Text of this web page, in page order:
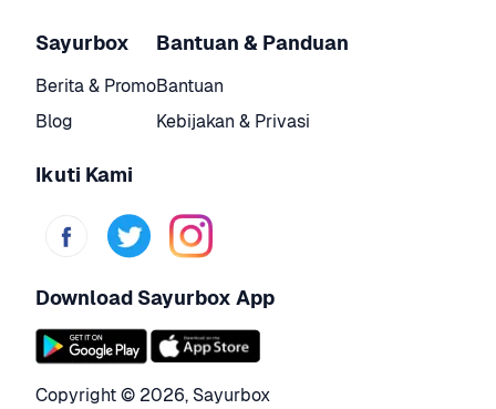
Sayurbox
Berita & Promo
Blog
Bantuan & Panduan
Bantuan
Kebijakan & Privasi
Ikuti Kami
Download Sayurbox App
Copyright © 2026, Sayurbox